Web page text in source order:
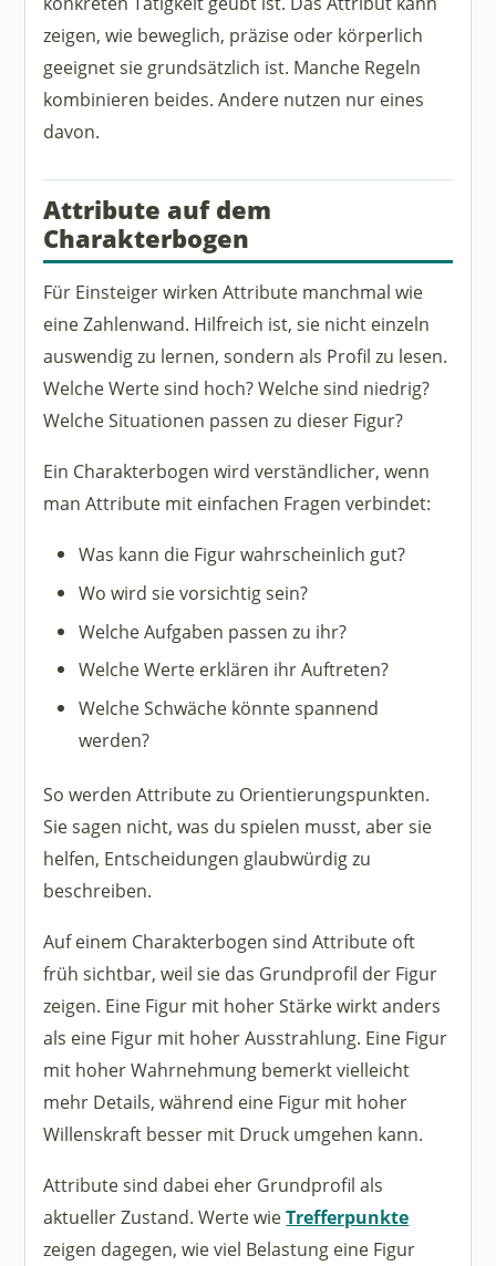
zeigen, wie beweglich, präzise oder körperlich
geeignet sie grundsätzlich ist. Manche Regeln
kombinieren beides. Andere nutzen nur eines
davon.
Attribute auf dem
Charakterbogen
Für Einsteiger wirken Attribute manchmal wie
eine Zahlenwand. Hilfreich ist, sie nicht einzeln
auswendig zu lernen, sondern als Profil zu lesen.
Welche Werte sind hoch? Welche sind niedrig?
Welche Situationen passen zu dieser Figur?
Ein Charakterbogen wird verständlicher, wenn
man Attribute mit einfachen Fragen verbindet:
Was kann die Figur wahrscheinlich gut?
Wo wird sie vorsichtig sein?
Welche Aufgaben passen zu ihr?
Welche Werte erklären ihr Auftreten?
Welche Schwäche könnte spannend
werden?
So werden Attribute zu Orientierungspunkten.
Sie sagen nicht, was du spielen musst, aber sie
helfen, Entscheidungen glaubwürdig zu
beschreiben.
Auf einem Charakterbogen sind Attribute oft
früh sichtbar, weil sie das Grundprofil der Figur
zeigen. Eine Figur mit hoher Stärke wirkt anders
als eine Figur mit hoher Ausstrahlung. Eine Figur
mit hoher Wahrnehmung bemerkt vielleicht
mehr Details, während eine Figur mit hoher
Willenskraft besser mit Druck umgehen kann.
Attribute sind dabei eher Grundprofil als
aktueller Zustand. Werte wieTrefferpunkte
zeigen dagegen, wie viel Belastung eine Figur